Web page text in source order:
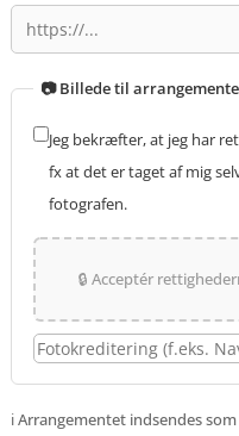
📷 Billede til
Jeg bekræfter, at jeg har
fx at det er taget af mig
fotografen.
🔒 Acceptér
ℹ️ Arrangementet indsendes